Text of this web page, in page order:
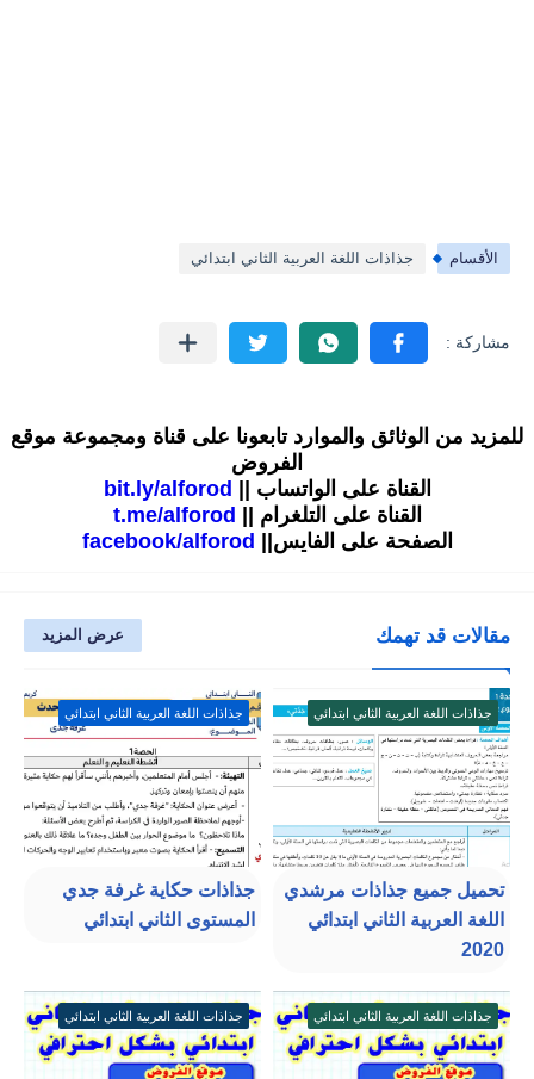
الأقسام جذاذات اللغة العربية الثاني ابتدائي
للمزيد من الوثائق والموارد تابعونا على قناة ومجموعة موقع
الفروض
القناة على الواتساب || bit.ly/alforod
القناة على التلغرام || t.me/alforod
الصفحة على الفايس|| facebook/alforod
مقالات قد تهمك عرض المزيد
جذاذات اللغة العربية الثاني ابتدائي
تحميل جميع جذاذات مرشدي
اللغة العربية الثاني ابتدائي
2020
جذاذات اللغة العربية الثاني ابتدائي
جذاذات حكاية غرفة جدي
المستوى الثاني ابتدائي
جذاذات اللغة العربية الثاني ابتدائي جذاذات اللغة العربية الثاني ابتدائي